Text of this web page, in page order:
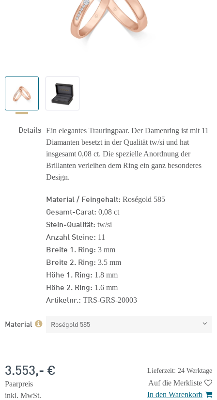
Details Ein elegantes Trauringpaar. Der Damenring ist mit 11
Diamanten besetzt in der Qualität tw/si und hat
insgesamt 0,08 ct. Die spezielle Anordnung der
Brillanten verleihen dem Ring ein ganz besonderes
Design.
Material / Feingehalt: Roségold 585
Gesamt-Carat: 0,08 ct
Stein-Qualität: tw/si
Anzahl Steine: 11
Breite 1. Ring: 3 mm
Breite 2. Ring: 3.5 mm
Höhe 1. Ring: 1.8 mm
Höhe 2. Ring: 1.6 mm
Artikelnr.: TRS-GRS-20003
Material Roségold 585
Lieferzeit: 24 Werktage
3.553,- €
Paarpreis
inkl. MwSt.
Auf die Merkliste
In den Warenkorb